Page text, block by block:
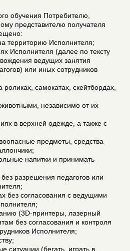
обучения Потребителю,
представителю получателя
территорию Исполнителя;
Исполнителя (далее по тексту
ведущих занятия
или иных сотрудников
самокатах, скейтбордах,
независимо от их
в верхней одежде, а также с
предметы, средства
напитки и принимать
разрешения педагогов или
без согласования с ведущими
(3D-принтеры, лазерный
без согласования и контроля
Исполнителя;
ситуации (бегать, играть в